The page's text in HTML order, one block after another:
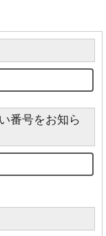
番号をお知ら